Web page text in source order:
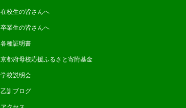
在校生の皆さんへ
卒業生の皆さんへ
各種証明書
京都府母校応援ふるさと寄附基金
学校説明会
乙訓ブログ